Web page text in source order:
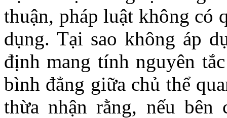
thuận, pháp luật không có
dụng. Tại sao không áp
định mang tính nguyên
bình đẳng giữa chủ thể
thừa nhận rằng, nếu bên